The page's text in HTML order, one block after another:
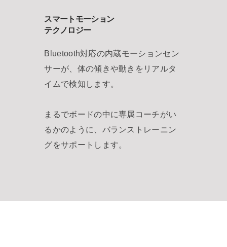
スマートモーション
テクノロジー
Bluetooth対応の内蔵モーションセン
サーが、体の傾きや動きをリアルタ
イムで検知します。
まるでボードの中に専属コーチがい
るかのように、バランストレーニン
グをサポートします。